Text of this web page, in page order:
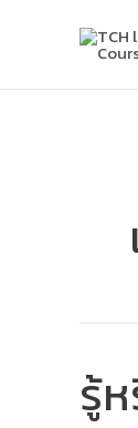
รู้
รู้
หรือ
ไม่?